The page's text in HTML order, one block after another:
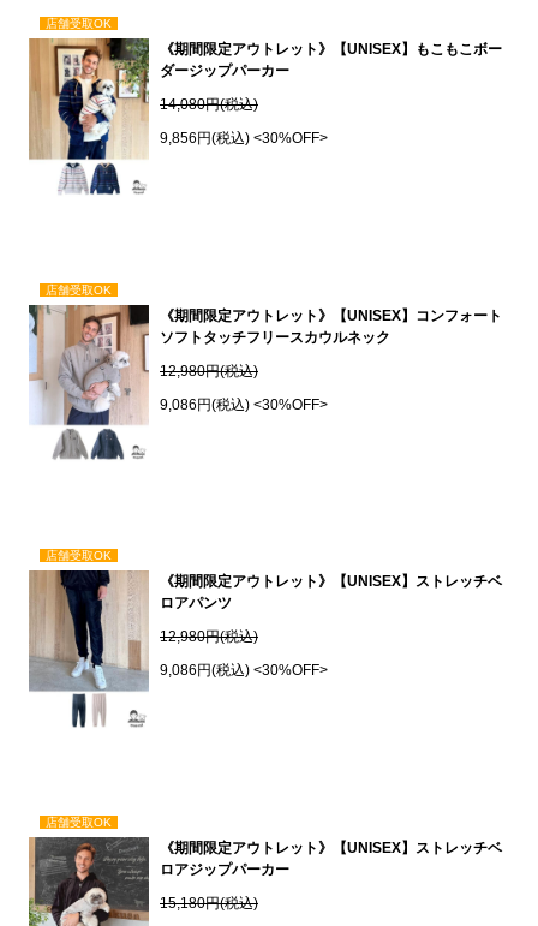
店舗受取OK
《期間限定アウトレット》【UNISEX】もこもこボー
ダージップパーカー
14,080円(税込)
9,856円(税込) <30%OFF>
店舗受取OK
《期間限定アウトレット》【UNISEX】コンフォート
ソフトタッチフリースカウルネック
12,980円(税込)
9,086円(税込) <30%OFF>
店舗受取OK
《期間限定アウトレット》【UNISEX】ストレッチベ
ロアパンツ
12,980円(税込)
9,086円(税込) <30%OFF>
店舗受取OK
《期間限定アウトレット》【UNISEX】ストレッチベ
ロアジップパーカー
15,180円(税込)